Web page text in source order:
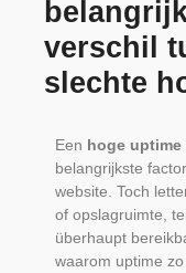
verschil
slechte
Een hoge
belangrijkste
website. Toch
of opslagruimte,
überhaupt
waarom uptime